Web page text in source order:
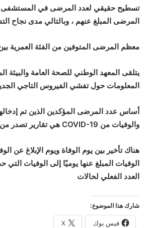
تسطيح حقيقي لعدد المرضى في المستشفى
المرضى المبلغ عنهم ، وبالتالي مدى نجاح
معظم المرضى المتوفين من الفئة العمرية بين 80-84
يتلقى المعهد الوطني للصحة العامة والبيئة
المعلومات حول تفشي الفيروس التاجي
أساس عدد المرضى المؤكدين الذين تم
والوفيات من COVID-19 هي تقارير تصدر من GGDs.
هناك تأخير بين يوم الوفاة ويوم الإبلاغ عن
الوفيات المبلغ عنها يوميًا إلى الوفيات
العدد الفعلي لحالات
شارك هذا الموضوع:
فيس بوك X